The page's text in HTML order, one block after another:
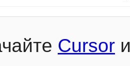
Cursor